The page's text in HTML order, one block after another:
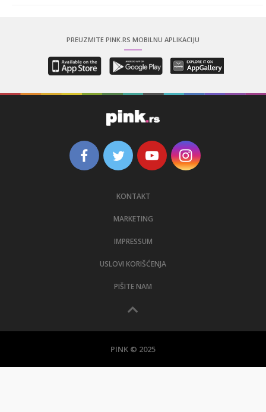
PREUZMITE PINK.RS MOBILNU APLIKACIJU
KONTAKT
MARKETING
IMPRESSUM
USLOVI KORIŠĆENJA
PIŠITE NAM
PINK © 2025